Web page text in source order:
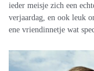
ieder meisje zich een
verjaardag, en ook leuk
ene vriendinnetje wat